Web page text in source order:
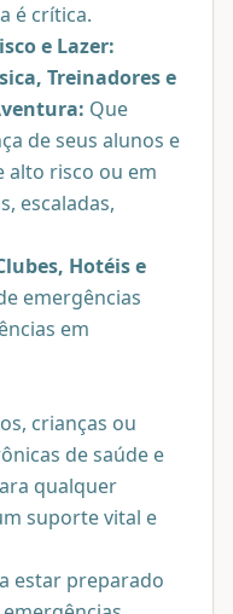
é crítica.
e Lazer:
Treinadores e
Que
de seus alunos e
alto risco ou em
escaladas,
Hotéis e
emergências
em
crianças ou
de saúde e
qualquer
suporte vital e
estar preparado